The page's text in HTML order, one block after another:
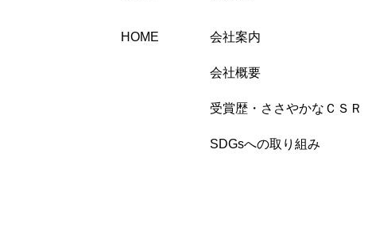
HOME 会社案内
会社概要
受賞歴・ささやかなＣＳＲ
SDGsへの取り組み